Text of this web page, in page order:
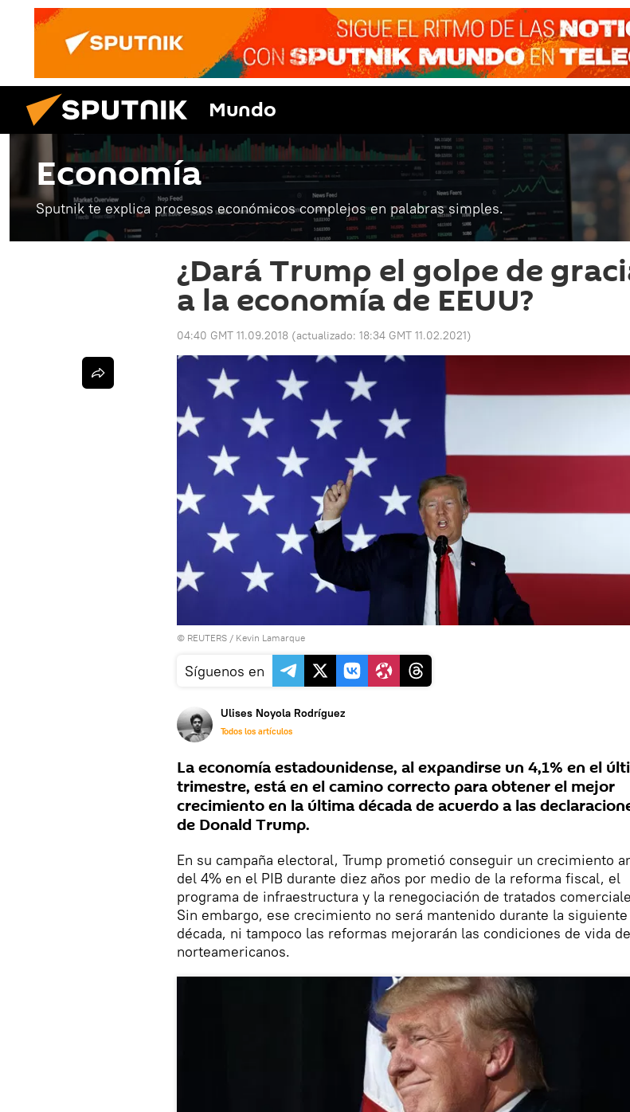
Mundo
Economía
Sputnik te explica procesos económicos complejos en palabras simples.
¿Dará Trump el golpe de
a la economía de EEUU?
04:40 GMT 11.09.2018 (actualizado: 18:34 GMT 11.02.2021)
© REUTERS / Kevin Lamarque
Síguenos en
Ulises Noyola Rodríguez
Todos los artículos
La economía estadounidense, al expandirse un 4,1% en el
trimestre, está en el camino correcto para obtener el mejor
crecimiento en la última década de acuerdo a las
de Donald Trump.
En su campaña electoral, Trump prometió conseguir un crecimiento
del 4% en el PIB durante diez años por medio de la reforma fiscal, el
programa de infraestructura y la renegociación de tratados
Sin embargo, ese crecimiento no será mantenido durante la siguiente
década, ni tampoco las reformas mejorarán las condiciones de vida
norteamericanos.